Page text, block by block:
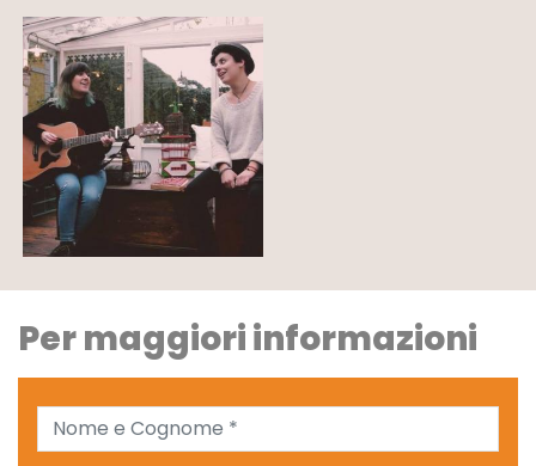
Per maggiori informazioni
Nome e Cognome *